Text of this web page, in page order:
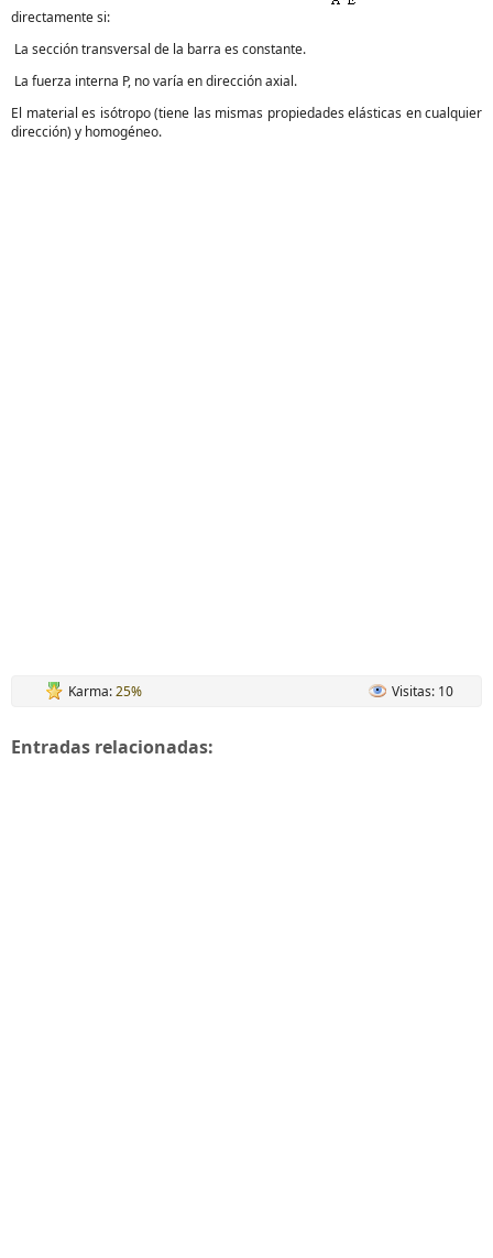
directamente si:
La sección transversal de la barra es constante.
La fuerza interna P, no varía en dirección axial.
El material es isótropo (tiene las mismas propiedades elásticas en cualquier
dirección) y homogéneo.
Karma:25% Visitas: 10
Entradas relacionadas: